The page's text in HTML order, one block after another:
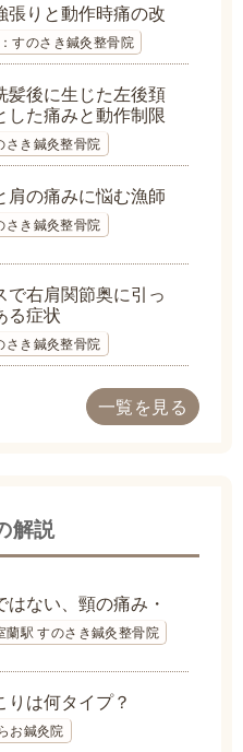
張りと動作時痛の改
すのさき鍼灸整骨院
髪後に生じた左後頚
した痛みと動作制限
さき鍼灸整骨院
肩の痛みに悩む漁師
さき鍼灸整骨院
で右肩関節奥に引っ
る症状
さき鍼灸整骨院
一覧を見る
解説
はない、頸の痛み・
蘭駅 すのさき鍼灸整骨院
りは何タイプ？
お鍼灸院